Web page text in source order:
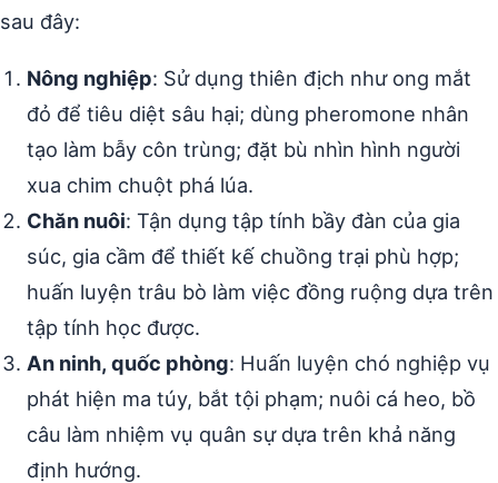
sau đây:
Nông nghiệp: Sử dụng thiên địch như ong mắt
đỏ để tiêu diệt sâu hại; dùng pheromone nhân
tạo làm bẫy côn trùng; đặt bù nhìn hình người
xua chim chuột phá lúa.
Chăn nuôi: Tận dụng tập tính bầy đàn của gia
súc, gia cầm để thiết kế chuồng trại phù hợp;
huấn luyện trâu bò làm việc đồng ruộng dựa trên
tập tính học được.
An ninh, quốc phòng: Huấn luyện chó nghiệp vụ
phát hiện ma túy, bắt tội phạm; nuôi cá heo, bồ
câu làm nhiệm vụ quân sự dựa trên khả năng
định hướng.